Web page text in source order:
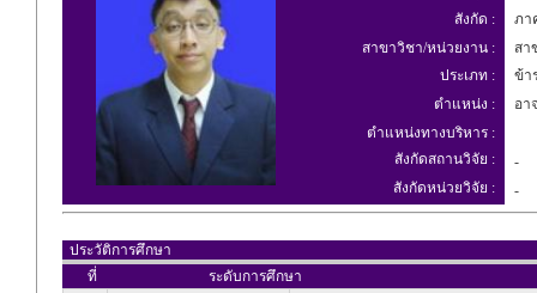
สังกัด :
ภา
สาขาวิชา/หน่วยงาน :
สา
ประเภท :
ข้า
ตำแหน่ง :
อา
ตำแหน่งทางบริหาร :
สังกัดสถานวิจัย :
-
สังกัดหน่วยวิจัย :
-
ประวัติการศึกษา
ที่
ระดับการศึกษา